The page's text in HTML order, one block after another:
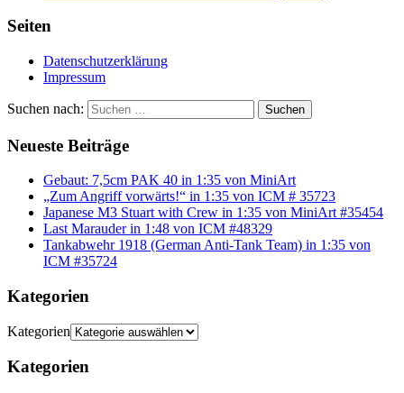
Seiten
Datenschutzerklärung
Impressum
Suchen nach: Suchen
Neueste Beiträge
Gebaut: 7,5cm PAK 40 in 1:35 von MiniArt
„Zum Angriff vorwärts!“ in 1:35 von ICM # 35723
Japanese M3 Stuart with Crew in 1:35 von MiniArt #35454
Last Marauder in 1:48 von ICM #48329
Tankabwehr 1918 (German Anti-Tank Team) in 1:35 von
ICM #35724
Kategorien
Kategorien
Kategorien